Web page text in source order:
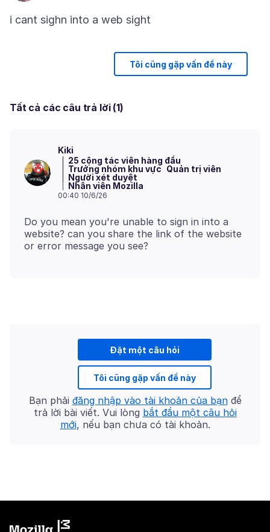
Tôi cũng gặp vấn đề này
Tất cả các câu trả lời (1)
Kiki
25 cộng tác viên hàng đầu
Trưởng nhóm khu vực Quản trị viên
Người xét duyệt
Nhân viên Mozilla
00:40 10/6/26
Do you mean you're unable to sign in into a
website? can you share the link of the website
Đặt một câu hỏi
Tôi cũng gặp vấn đề này
Bạn phải đăng nhập vào tài khoản của bạnđể
trả lời bài viết. Vui lòng bắt đầu một câu hỏi
mới, nếu bạn chưa có tài khoản.